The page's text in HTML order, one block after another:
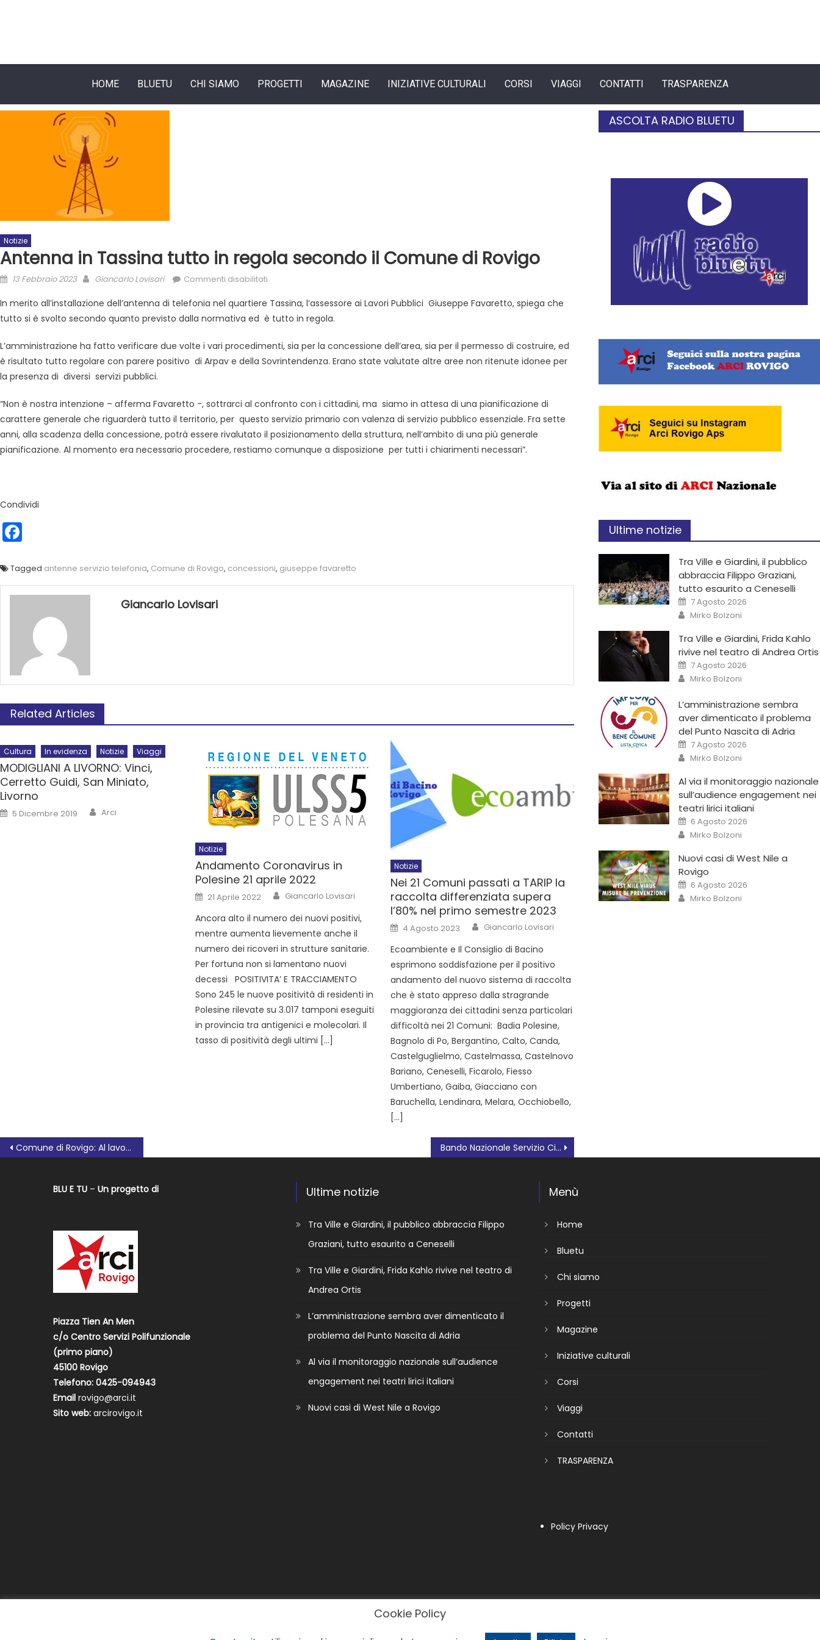
HOME BLUETU CHI SIAMO PROGETTI MAGAZINE INIZIATIVE CULTURALI CORSI VIAGGI CONTATTI TRASPARENZA
Notizie
Antenna in Tassina tutto in regola secondo il Comune di Rovigo
13 Febbraio 2023 Giancarlo Lovisari Commenti disabilitati
In merito all’installazione dell’antenna di telefonia nel quartiere Tassina, l’assessore ai Lavori Pubblici Giuseppe Favaretto, spiega che
tutto si è svolto secondo quanto previsto dalla normativa ed è tutto in regola.
L’amministrazione ha fatto verificare due volte i vari procedimenti, sia per la concessione dell’area, sia per il permesso di costruire, ed
è risultato tutto regolare con parere positivo di Arpav e della Sovrintendenza. Erano state valutate altre aree non ritenute idonee per
la presenza di diversi servizi pubblici.
“Non è nostra intenzione – afferma Favaretto -, sottrarci al confronto con i cittadini, ma siamo in attesa di una pianificazione di
carattere generale che riguarderà tutto il territorio, per questo servizio primario con valenza di servizio pubblico essenziale. Fra sette
anni, alla scadenza della concessione, potrà essere rivalutato il posizionamento della struttura, nell’ambito di una più generale
pianificazione. Al momento era necessario procedere, restiamo comunque a disposizione per tutti i chiarimenti necessari”.
Condividi
Tagged antenne servizio telefonia, Comune di Rovigo, concessioni, giuseppe favaretto
Giancarlo Lovisari
Related Articles
Cultura In evidenza Notizie Viaggi
MODIGLIANI A LIVORNO: Vinci,
Cerretto Guidi, San Miniato,
Livorno
5 Dicembre 2019 Arci
Notizie
Andamento Coronavirus in
Polesine 21 aprile 2022
21 Aprile 2022 Giancarlo Lovisari
Ancora alto il numero dei nuovi positivi,
mentre aumenta lievemente anche il
numero dei ricoveri in strutture sanitarie.
Per fortuna non si lamentano nuovi
decessi POSITIVITA’ E TRACCIAMENTO
Sono 245 le nuove positività di residenti in
Polesine rilevate su 3.017 tamponi eseguiti
in provincia tra antigenici e molecolari. Il
tasso di positività degli ultimi […]
Notizie
Nei 21 Comuni passati a TARIP la
raccolta differenziata supera
l’80% nel primo semestre 2023
4 Agosto 2023 Giancarlo Lovisari
Ecoambiente e Il Consiglio di Bacino
esprimono soddisfazione per il positivo
andamento del nuovo sistema di raccolta
che è stato appreso dalla stragrande
maggioranza dei cittadini senza particolari
difficoltà nei 21 Comuni: Badia Polesine,
Bagnolo di Po, Bergantino, Calto, Canda,
Castelguglielmo, Castelmassa, Castelnovo
Bariano, Ceneselli, Ficarolo, Fiesso
Umbertiano, Gaiba, Giacciano con
Baruchella, Lendinara, Melara, Occhiobello,
[…]
Comune di Rovigo: Al lavoro con le asfaltature Bando Nazionale Servizio Civile prorogato al 20 febbraio il termine per la presentazione delle domande
ASCOLTA RADIO BLUETU
Ultime notizie
Tra Ville e Giardini, il pubblico
abbraccia Filippo Graziani,
tutto esaurito a Ceneselli
7 Agosto 2026
Mirko Bolzoni
Tra Ville e Giardini, Frida Kahlo
rivive nel teatro di Andrea Ortis
7 Agosto 2026
Mirko Bolzoni
L’amministrazione sembra
aver dimenticato il problema
del Punto Nascita di Adria
7 Agosto 2026
Mirko Bolzoni
Al via il monitoraggio nazionale
sull’audience engagement nei
teatri lirici italiani
6 Agosto 2026
Mirko Bolzoni
Nuovi casi di West Nile a
Rovigo
6 Agosto 2026
Mirko Bolzoni
BLU E TU –Un progetto di
Piazza Tien An Men
c/o Centro Servizi Polifunzionale
(primo piano)
45100 Rovigo
Telefono: 0425-094943
Emailrovigo@arci.it
Sito web:arcirovigo.it
Ultime notizie
Tra Ville e Giardini, il pubblico abbraccia Filippo
Graziani, tutto esaurito a Ceneselli
Tra Ville e Giardini, Frida Kahlo rivive nel teatro di
Andrea Ortis
L’amministrazione sembra aver dimenticato il
problema del Punto Nascita di Adria
Al via il monitoraggio nazionale sull’audience
engagement nei teatri lirici italiani
Nuovi casi di West Nile a Rovigo
Menù
Home
Bluetu
Chi siamo
Progetti
Magazine
Iniziative culturali
Corsi
Viaggi
Contatti
TRASPARENZA
Policy Privacy
Cookie Policy